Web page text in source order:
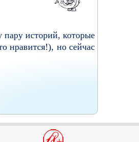
историй, которые
нравится!), но сейчас